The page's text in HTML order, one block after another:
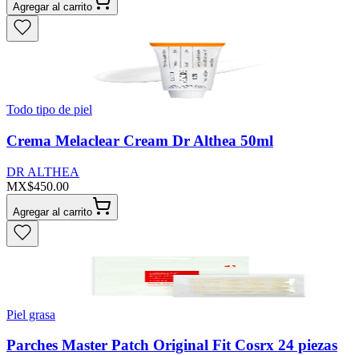
Agregar al carrito
Todo tipo de piel
Crema Melaclear Cream Dr Althea 50ml
DR ALTHEA
MX$450.00
Agregar al carrito
Piel grasa
Parches Master Patch Original Fit Cosrx 24 piezas